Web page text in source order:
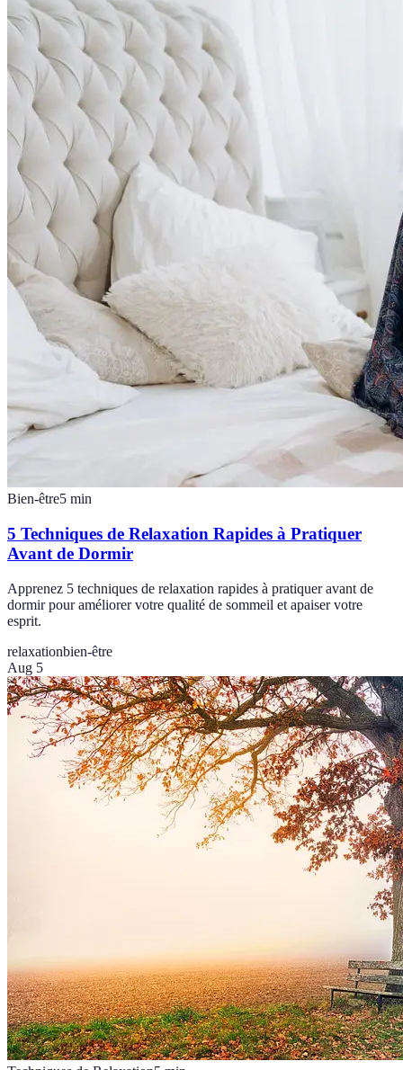
Bien-être5 min
5 Techniques de Relaxation Rapides à Pratiquer
Avant de Dormir
Apprenez 5 techniques de relaxation rapides à pratiquer avant de
dormir pour améliorer votre qualité de sommeil et apaiser votre
esprit.
relaxationbien-être
Aug 5